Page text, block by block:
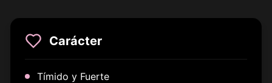
Carácter
Tímido y Fuerte